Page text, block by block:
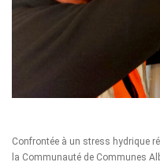
Confrontée à un stress hydrique
la Communauté de Communes